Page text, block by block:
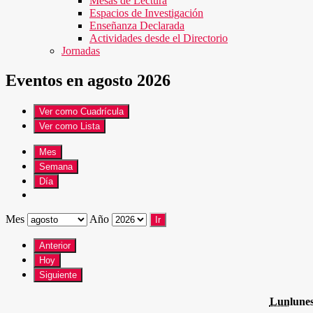
Espacios de Investigación
Enseñanza Declarada
Actividades desde el Directorio
Jornadas
Eventos en agosto 2026
Ver como Cuadrícula
Ver como
Lista
Mes
Semana
Día
Mes Año
Anterior
Hoy
Siguiente
Lun